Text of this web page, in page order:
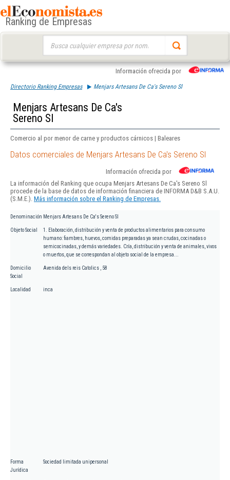
Ranking de Empresas
Información ofrecida por
Directorio Ranking Empresas Menjars Artesans De Ca's Sereno Sl
Menjars Artesans De Ca's
Sereno Sl
Comercio al por menor de carne y productos cárnicos | Baleares
Datos comerciales de Menjars Artesans De Ca's Sereno Sl
Información ofrecida por
La información del Ranking que ocupa Menjars Artesans De Ca's Sereno Sl
procede de la base de datos de información financiera de INFORMA D&B S.A.U.
(S.M.E.). Más información sobre el Ranking de Empresas.
Denominación Menjars Artesans De Ca's Sereno Sl
Objeto Social
1. Elaboración, distribución y venta de productos alimentarios para consumo
humano: fiambres, huevos, comidas preparadas ya sean crudas, cocinadas o
semicocinadas, y demás variedades. Cría, distribución y venta de animales, vivos
o muertos, que se correspondan al objeto social de la empresa...
Domicilio
Social
Avenida dels reis Catolics , 58
Localidad inca
Forma
Jurídica
Sociedad limitada unipersonal